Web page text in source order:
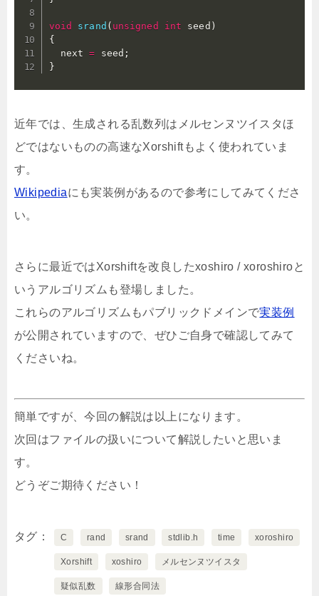
void srand ( unsigned int seed )
{
  next
= seed ;
}
近年では、生成される乱数列はメルセンヌツイスタほ
どではないものの高速なXorshiftもよく使われていま
す。
Wikipediaにも実装例があるので参考にしてみてくださ
い。
さらに最近ではXorshiftを改良したxoshiro / xoroshiroと
いうアルゴリズムも登場しました。
これらのアルゴリズムもパブリックドメインで実装例
が公開されていますので、ぜひご自身で確認してみて
くださいね。
簡単ですが、今回の解説は以上になります。
次回はファイルの扱いについて解説したいと思いま
す。
どうぞご期待ください！
タグ C rand srand stdlib.h time xoroshiro
Xorshift xoshiro メルセンヌツイスタ
疑似乱数 線形合同法